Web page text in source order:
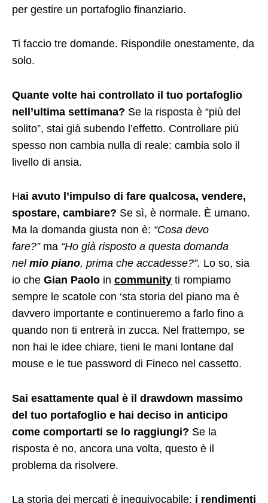
per gestire un portafoglio finanziario.
Ti faccio tre domande. Rispondile onestamente, da
solo.
Quante volte hai controllato il tuo portafoglio
nell’ultima settimana? Se la risposta è “più del
solito”, stai già subendo l’effetto. Controllare più
spesso non cambia nulla di reale: cambia solo il
livello di ansia.
Hai avuto l’impulso di fare qualcosa, vendere,
spostare, cambiare? Se sì, è normale. È umano.
Ma la domanda giusta non è: “Cosa devo
fare?”ma “Ho già risposto a questa domanda
nel mio piano, prima che accadesse?”. Lo so, sia
io che Gian Paolo in community ti rompiamo
sempre le scatole con ‘sta storia del piano ma è
davvero importante e continueremo a farlo fino a
quando non ti entrerà in zucca. Nel frattempo, se
non hai le idee chiare, tieni le mani lontane dal
mouse e le tue password di Fineco nel cassetto.
Sai esattamente qual è il drawdown massimo
del tuo portafoglio e hai deciso in anticipo
come comportarti se lo raggiungi? Se la
risposta è no, ancora una volta, questo è il
problema da risolvere.
La storia dei mercati è inequivocabile: i rendimenti